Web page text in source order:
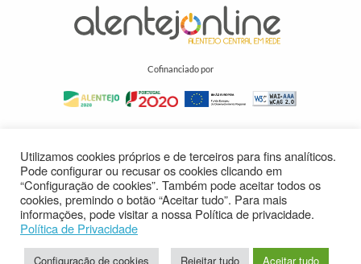
Cofinanciado por
Utilizamos cookies próprios e de terceiros para fins analíticos.
Pode configurar ou recusar os cookies clicando em
“Configuração de cookies”. Também pode aceitar todos os
cookies, premindo o botão “Aceitar tudo”. Para mais
informações, pode visitar a nossa Política de privacidade.
Política de Privacidade
Configuração de cookies Rejeitar tudo Aceitar tudo